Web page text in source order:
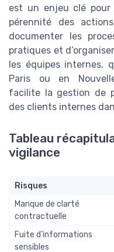
est un enjeu clé
pérennité des
documenter les
pratiques et
les équipes internes,
Paris ou en
facilite la gestion de
des clients internes
Tableau
vigilance
Risques
Manque de clarté
contractuelle
Fuite d’informations
sensibles